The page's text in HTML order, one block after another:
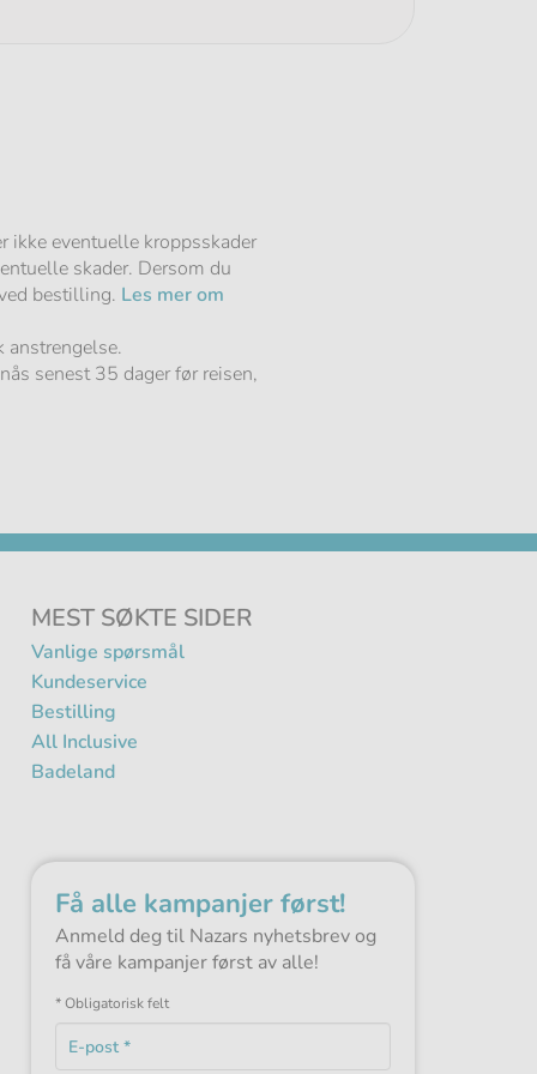
ikke eventuelle kroppsskader
skader. Dersom du
bestilling. Les mer om
anstrengelse.
senest 35 dager før reisen,
MEST SØKTE SIDER
Vanlige spørsmål
Kundeservice
Bestilling
All Inclusive
Badeland
Få alle kampanjer først!
Anmeld deg til Nazars nyhetsbrev og
få våre kampanjer først av alle!
* Obligatorisk felt
E-
post